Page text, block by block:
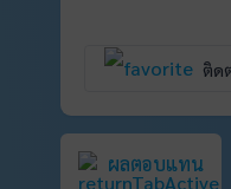
ติด
ผลตอบแทน